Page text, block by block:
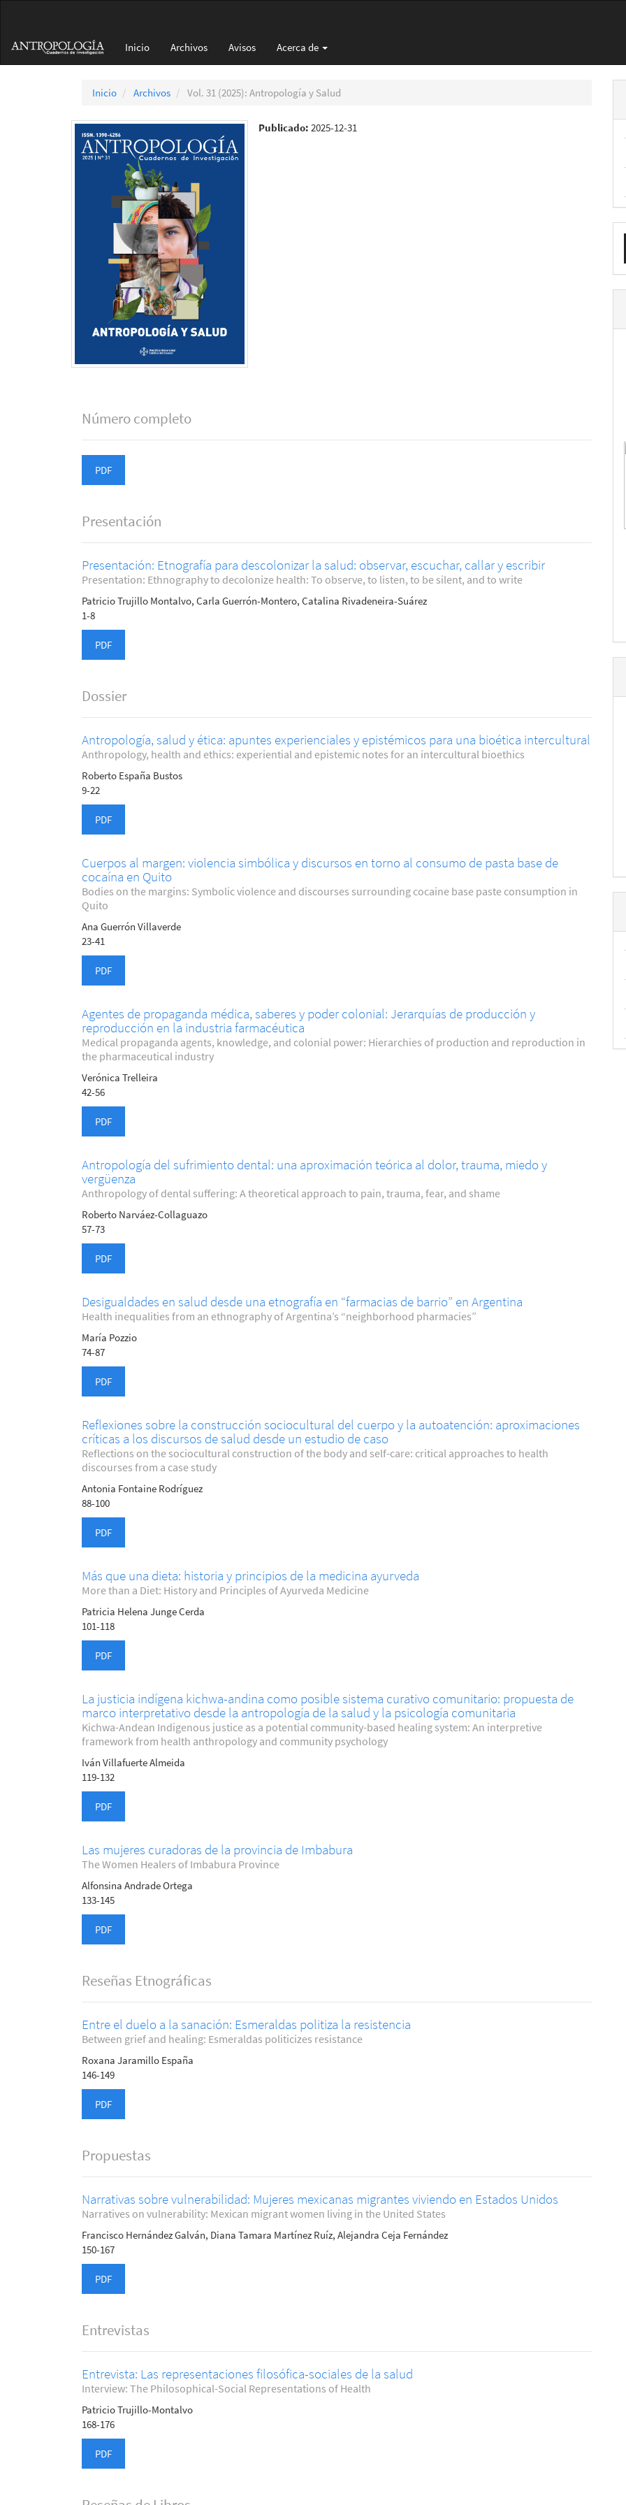
principal
Barra
Inicio Archivos Avisos Acerca de
Inicio Archivos Vol. 31 (2025): Antropología y Salud
Publicado:2025-12-31
Número completo
PDF
Presentación
Presentación: Etnografía para descolonizar la salud: observar, escuchar, callar y escribir
Presentation: Ethnography to decolonize health: To observe, to listen, to be silent, and to write
Patricio Trujillo Montalvo, Carla Guerrón-Montero, Catalina Rivadeneira-Suárez
1-8
PDF
Dossier
Antropología, salud y ética: apuntes experienciales y epistémicos para una bioética intercultural
Anthropology, health and ethics: experiential and epistemic notes for an intercultural bioethics
Roberto España Bustos
9-22
PDF
Cuerpos al margen: violencia simbólica y discursos en torno al consumo de pasta base de
cocaína en Quito
Bodies on the margins: Symbolic violence and discourses surrounding cocaine base paste consumption in
Quito
Ana Guerrón Villaverde
23-41
PDF
Agentes de propaganda médica, saberes y poder colonial: Jerarquías de producción y
reproducción en la industria farmacéutica
Medical propaganda agents, knowledge, and colonial power: Hierarchies of production and reproduction in
the pharmaceutical industry
Verónica Trelleira
42-56
PDF
Antropología del sufrimiento dental: una aproximación teórica al dolor, trauma, miedo y
vergüenza
Anthropology of dental suffering: A theoretical approach to pain, trauma, fear, and shame
Roberto Narváez-Collaguazo
57-73
PDF
Desigualdades en salud desde una etnografía en “farmacias de barrio” en Argentina
Health inequalities from an ethnography of Argentina’s “neighborhood pharmacies”
María Pozzio
74-87
PDF
Reflexiones sobre la construcción sociocultural del cuerpo y la autoatención: aproximaciones
críticas a los discursos de salud desde un estudio de caso
Reflections on the sociocultural construction of the body and self-care: critical approaches to health
discourses from a case study
Antonia Fontaine Rodríguez
88-100
PDF
Más que una dieta: historia y principios de la medicina ayurveda
More than a Diet: History and Principles of Ayurveda Medicine
Patricia Helena Junge Cerda
101-118
PDF
La justicia indígena kichwa-andina como posible sistema curativo comunitario: propuesta de
marco interpretativo desde la antropología de la salud y la psicología comunitaria
Kichwa-Andean Indigenous justice as a potential community-based healing system: An interpretive
framework from health anthropology and community psychology
Iván Villafuerte Almeida
119-132
PDF
Las mujeres curadoras de la provincia de Imbabura
The Women Healers of Imbabura Province
Alfonsina Andrade Ortega
133-145
PDF
Reseñas Etnográficas
Entre el duelo a la sanación: Esmeraldas politiza la resistencia
Between grief and healing: Esmeraldas politicizes resistance
Roxana Jaramillo España
146-149
PDF
Propuestas
Narrativas sobre vulnerabilidad: Mujeres mexicanas migrantes viviendo en Estados Unidos
Narratives on vulnerability: Mexican migrant women living in the United States
Francisco Hernández Galván, Diana Tamara Martínez Ruíz, Alejandra Ceja Fernández
150-167
PDF
Entrevistas
Entrevista: Las representaciones filosófica-sociales de la salud
Interview: The Philosophical-Social Representations of Health
Patricio Trujillo-Montalvo
168-176
PDF